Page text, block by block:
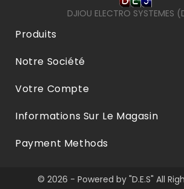
DJIOU ELECTRO SYSTEMES
Produits
Notre Société
Votre Compte
Informations Sur Le Magasin
Payment Methods
© 2026 - Powered by "D.E.S" All